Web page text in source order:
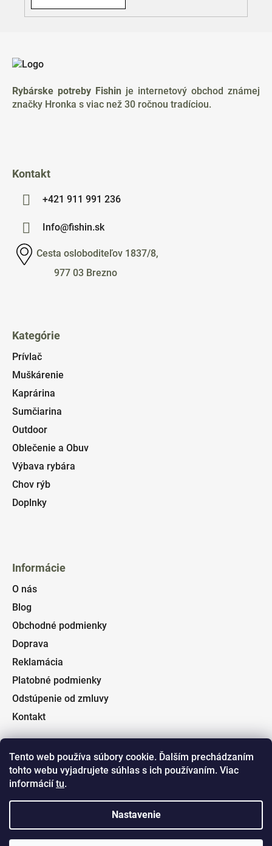
Tento web používa súbory cookie. Ďalším prechádzaním
tohto webu vyjadrujete súhlas s ich používaním. Viac
informáciítu.
Nastavenie
Rybárske potreby Fishin je internetový obchod známej
značky Hronka s viac než 30 ročnou tradíciou.
Kontakt
+421 911 991 236
Info@fishin.sk
Cesta osloboditeľov 1837/8,
977 03 Brezno
Kategórie
Prívlač
Muškárenie
Kaprárina
Sumčiarina
Outdoor
Oblečenie a Obuv
Výbava rybára
Chov rýb
Doplnky
Informácie
O nás
Blog
Obchodné podmienky
Doprava
Reklamácia
Platobné podmienky
Odstúpenie od zmluvy
Kontakt
Facebook